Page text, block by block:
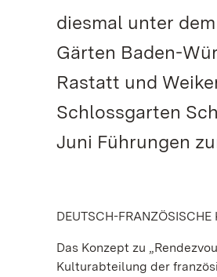
diesmal unter
Gärten Baden-
Rastatt und
Schlossgarten
Juni Führungen
DEUTSCH-FRANZÖSISCHE
Das Konzept zu
Kulturabteilung der